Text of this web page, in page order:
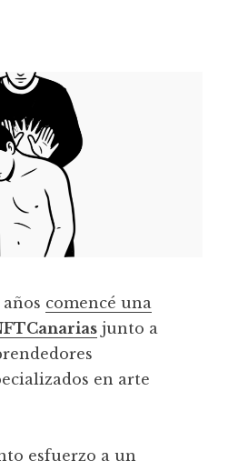
comencé una
junto a
en arte
esfuerzo a un